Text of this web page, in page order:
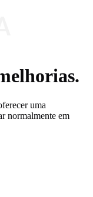
uma
normalmente em